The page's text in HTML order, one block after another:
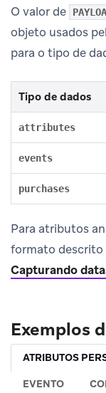
O valor de
objeto usados
para o tipo de
Tipo de dados
attributes
events
purchases
Para atributos
formato descrito
Capturando
Exemplos
ATRIBUTOS
EVENTO